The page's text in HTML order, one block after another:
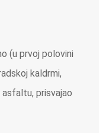
(u prvoj polovini
kaldrmi,
prisvajao